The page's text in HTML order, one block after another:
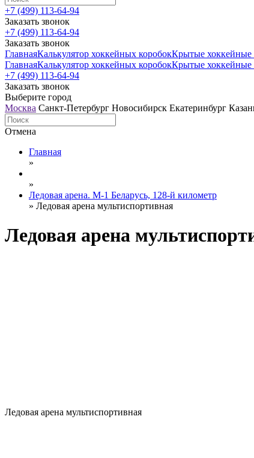
+7 (499) 113-64-94
Заказать звонок
+7 (499) 113-64-94
Заказать звонок
ГлавнаяКалькулятор хоккейных коробокКрытые хоккейные
ГлавнаяКалькулятор хоккейных коробокКрытые хоккейные
+7 (499) 113-64-94
Заказать звонок
Выберите город
Москва Санкт-Петербург Новосибирск Екатеринбург
Отмена
Главная
»
»
Ледовая арена. М-1 Беларусь, 128-й километр
» Ледовая арена мультиспортивная
Ледовая арена
Ледовая арена мультиспортивная